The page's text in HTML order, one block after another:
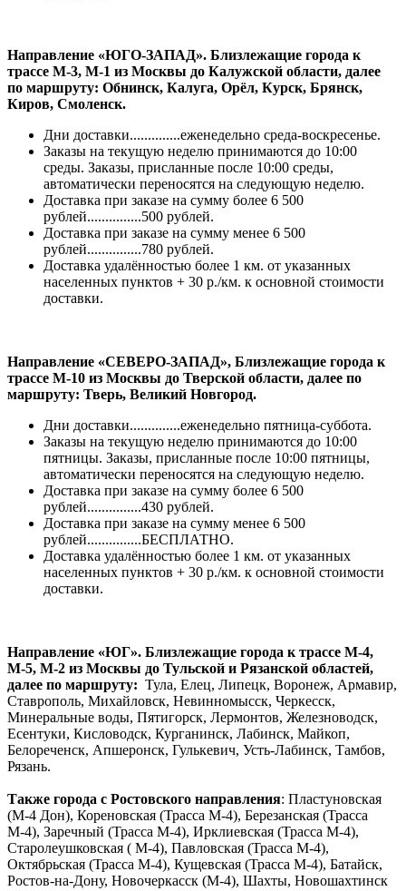
Направление «ЮГО-ЗАПАД». Близлежащие города к
трассе М-3, М-1 из Москвы до Калужской области, далее
по маршруту: Обнинск, Калуга, Орёл, Курск, Брянск,
Киров, Смоленск.
Дни доставки..............еженедельно среда-воскресенье.
Заказы на текущую неделю принимаются до 10:00
среды. Заказы, присланные после 10:00 среды,
автоматически переносятся на следующую неделю.
Доставка при заказе на сумму более 6 500
рублей...............500 рублей.
Доставка при заказе на сумму менее 6 500
рублей...............780 рублей.
Доставка удалённостью более 1 км. от указанных
населенных пунктов + 30 р./км. к основной стоимости
доставки.
Направление «СЕВЕРО-ЗАПАД», Близлежащие города к
трассе М-10 из Москвы до Тверской области, далее по
маршруту: Тверь, Великий Новгород.
Дни доставки..............еженедельно пятница-суббота.
Заказы на текущую неделю принимаются до 10:00
пятницы. Заказы, присланные после 10:00 пятницы,
автоматически переносятся на следующую неделю.
Доставка при заказе на сумму более 6 500
рублей...............430 рублей.
Доставка при заказе на сумму менее 6 500
рублей...............БЕСПЛАТНО.
Доставка удалённостью более 1 км. от указанных
населенных пунктов + 30 р./км. к основной стоимости
доставки.
Направление «ЮГ». Близлежащие города к трассе М-4,
М-5, М-2 из Москвы до Тульской и Рязанской областей,
далее по маршруту: Тула, Елец, Липецк, Воронеж, Армавир,
Ставрополь, Михайловск, Невинномысск, Черкесск,
Минеральные воды, Пятигорск, Лермонтов, Железноводск,
Есентуки, Кисловодск, Курганинск, Лабинск, Майкоп,
Белореченск, Апшеронск, Гулькевич, Усть-Лабинск, Тамбов,
Рязань.
Также города с Ростовского направления: Пластуновская
(М-4 Дон), Кореновская (Трасса М-4), Березанская (Трасса
М-4), Заречный (Трасса М-4), Ирклиевская (Трасса М-4),
Старолеушковская ( М-4), Павловская (Трасса М-4),
Октябрьская (Трасса М-4), Кущевская (Трасса М-4), Батайск,
Ростов-на-Дону, Новочеркасск (М-4), Шахты, Новошахтинск